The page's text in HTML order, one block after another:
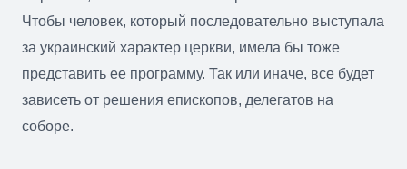
Чтобы человек, который последовательно выступала
за украинский характер церкви, имела бы тоже
представить ее программу. Так или иначе, все будет
зависеть от решения епископов, делегатов на
соборе.